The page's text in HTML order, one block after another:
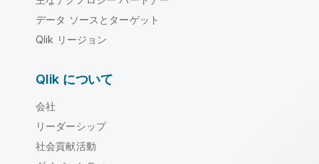
データ ソースとターゲット
Qlik リージョン
Qlik について
会社
リーダーシップ
社会貢献活動